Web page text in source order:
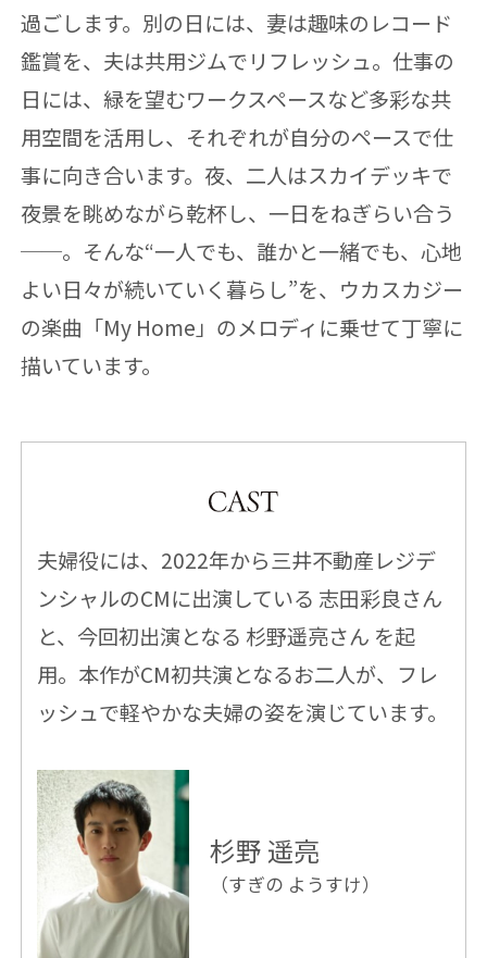
過ごします。別の日には、妻は趣味のレコード
鑑賞を、夫は共用ジムでリフレッシュ。仕事の
日には、緑を望むワークスペースなど多彩な共
用空間を活用し、それぞれが自分のペースで仕
事に向き合います。夜、二人はスカイデッキで
夜景を眺めながら乾杯し、一日をねぎらい合う
──。そんな“一人でも、誰かと一緒でも、心地
よい日々が続いていく暮らし”を、ウカスカジー
の楽曲「My Home」のメロディに乗せて丁寧に
描いています。
夫婦役には、2022年から三井不動産レジデ
ンシャルのCMに出演している 志田彩良さん
と、今回初出演となる 杉野遥亮さん を起
用。本作がCM初共演となるお二人が、フレ
ッシュで軽やかな夫婦の姿を演じています。
杉野 遥亮
（すぎの ようすけ）